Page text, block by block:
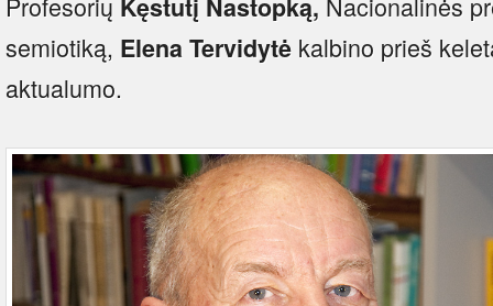
Kęstutį Nastopką,
semiotiką, Elena Tervidytė kalbino prieš
aktualumo.